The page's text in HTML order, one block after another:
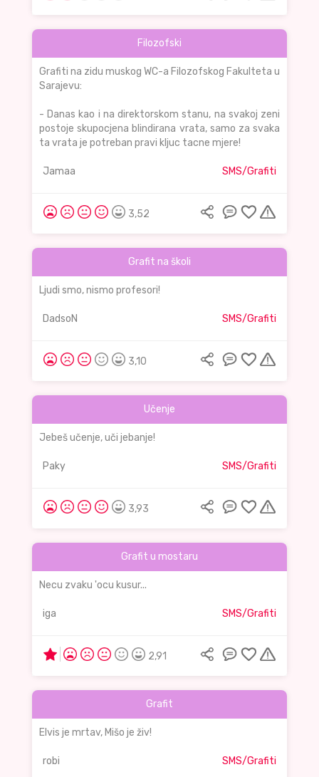
Filozofski
Grafiti na zidu muskog WC-a Filozofskog Fakulteta u
Sarajevu:
- Danas kao i na direktorskom stanu, na svakoj zeni
postoje skupocjena blindirana vrata, samo za svaka
ta vrata je potreban pravi kljuc tacne mjere!
Jamaa SMS/Grafiti
3,52
Grafit na školi
Ljudi smo, nismo profesori!
DadsoN SMS/Grafiti
3,10
Učenje
Jebeš učenje, uči jebanje!
Paky SMS/Grafiti
3,93
Grafit u mostaru
Necu zvaku 'ocu kusur...
iga SMS/Grafiti
2,91
Grafit
Elvis je mrtav, Mišo je živ!
robi SMS/Grafiti